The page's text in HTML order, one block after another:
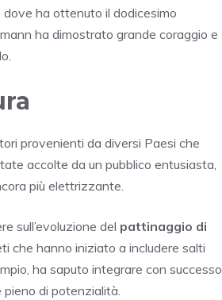
ha ottenuto il dodicesimo
ha dimostrato grande coraggio e
provenienti da diversi Paesi che
accolte da un pubblico entusiasta,
più elettrizzante.
sull’evoluzione del pattinaggio di
che hanno iniziato a includere salti
ha saputo integrare con successo
di potenzialità.